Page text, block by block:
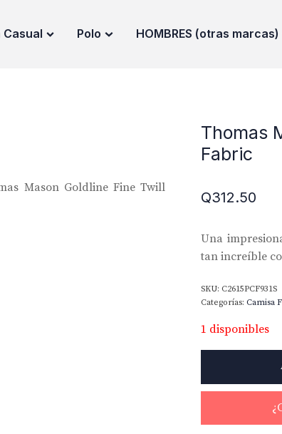
Casual Polo HOMBRES (otras marcas)
Mason Goldline Fine Twill
Thomas
Fabric
Q312.50
Una
tan increíble
SKU: C2615PCF931S
Categorías: Camisa
1 disponibles
Goldline